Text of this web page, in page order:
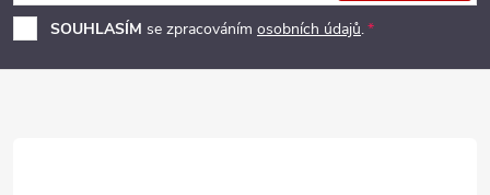
p
a
SOUHLASÍM se zpracováním osobních údajů.